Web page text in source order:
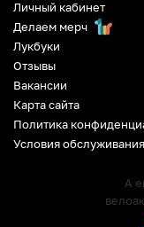
Личный кабинет
Делаем мерч
Лукбуки
Отзывы
Вакансии
Карта сайта
Политика
Условия обслуживания
А